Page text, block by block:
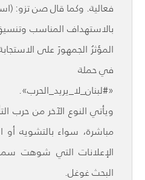
فعالية. وكما قال صن تزو:
بالاستهداف المناسب وتنسيق
المؤثرُ الجمهورَ على
في حملة
«#لبنان_لا_يريد_الحرب».
ويأتي النوع الآخر من حرب
مباشرة، سواء بالتشويه أو
الإعلانات التي شوهت
البحث غوغل.